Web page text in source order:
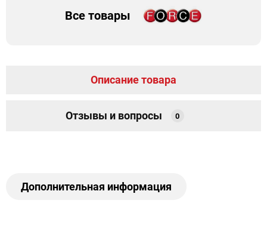
Все товары
Описание товара
Отзывы и вопросы 0
Дополнительная информация